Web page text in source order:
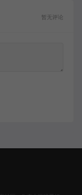
暂无评论